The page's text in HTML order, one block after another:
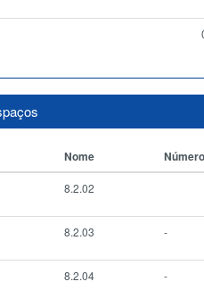
Nome
8.2.02
8.2.03 -
8.2.04 -